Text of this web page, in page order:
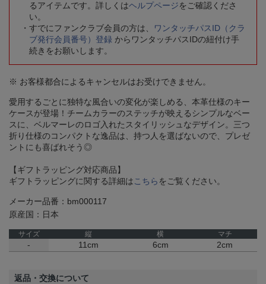
るアイテムです。詳しくはヘルプページをご確認くださ
い。
すでにファンクラブ会員の方は、
ワンタッチパスID（クラ
ブ発行会員番号）登録 からワンタッチパスIDの紐付け手
続きをお願いします。
※ お客様都合によるキャンセルはお受けできません。
愛用するごとに独特な風合いの変化が楽しめる、本革仕様のキー
ケースが登場！チームカラーのステッチが映えるシンプルなベー
スに、ベルマーレのロゴ入れたスタイリッシュなデザイン。三つ
折り仕様のコンパクトな逸品は、持つ人を選ばないので、プレゼ
ントにも喜ばれそう◎
【ギフトラッピング対応商品】
ギフトラッピングに関する詳細は こちら をご覧ください。
メーカー品番：bm000117
原産国：日本
サイズ 縦 横 マチ
- 11cm 6cm 2cm
返品・交換について